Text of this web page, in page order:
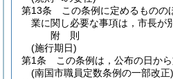
第13条
この条例に定めるもの
業に関し必要な事項は，市長が
附 則
(施行期日)
第1条
この条例は，公布の日から
(南国市職員定数条例の一部改正)